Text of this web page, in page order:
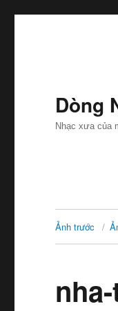
Dòng
Nhạc xưa của
Ảnh trước